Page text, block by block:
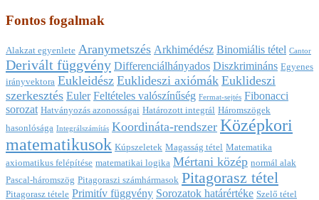
Fontos fogalmak
Alakzat egyenlete Aranymetszés Arkhimédész Binomiális tétel Cantor
Derivált függvény Differenciálhányados Diszkrimináns Egyenes
irányvektora Eukleidész Euklideszi axiómák Euklideszi
szerkesztés Euler Feltételes valószínűség Fermat-sejtés Fibonacci
sorozat Hatványozás azonosságai Határozott integrál Háromszögek
hasonlósága Integrálszámítás Koordináta-rendszer Középkori
matematikusok Kúpszeletek Magasság tétel Matematika
axiomatikus felépítése matematikai logika Mértani közép normál alak
Pascal-háromszög Pitagoraszi számhármasok Pitagorasz tétel
Pitagorasz tétele Primitív függvény Sorozatok határértéke Szelő tétel